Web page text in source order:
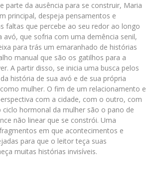
parte da ausência para se construir, Maria
principal, despeja pensamentos e
faltas que percebe ao seu redor ao longo
avó, que sofria com uma demência senil,
para trás um emaranhado de histórias
manual que são os gatilhos para a
A partir disso, se inicia uma busca pelos
história de sua avó e de sua própria
mulher. O fim de um relacionamento e
com a cidade, com o outro, com
ciclo hormonal da mulher são o pano de
não linear que se constrói. Uma
em que acontecimentos e
para que o leitor teça suas
muitas histórias invisíveis.